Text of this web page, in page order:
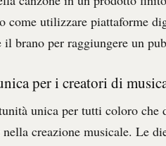
come utilizzare piattaforme
brano per raggiungere un
per i creatori di
unica per tutti coloro che
creazione musicale. Le